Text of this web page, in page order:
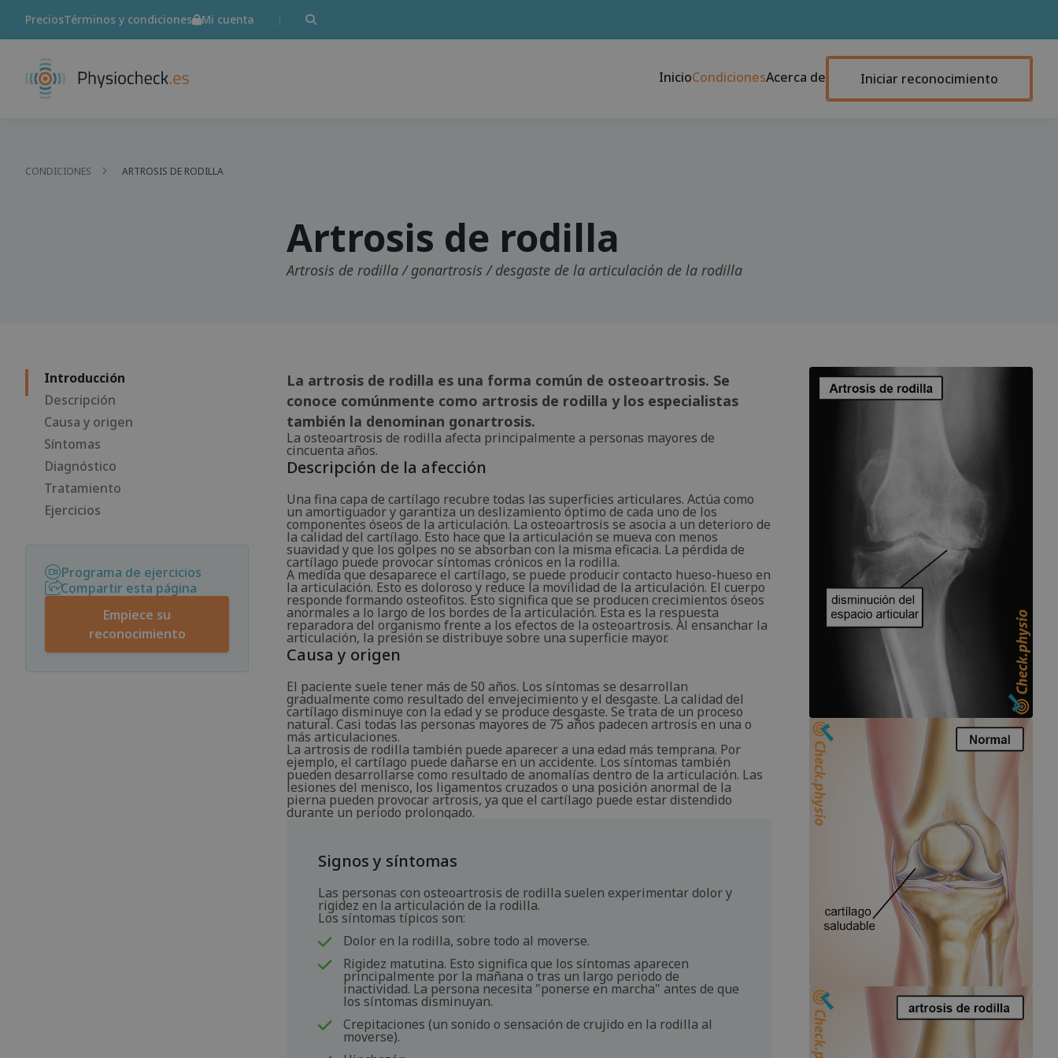
PreciosTérminos y condiciones Mi cuenta
InicioCondicionesAcerca de Iniciar reconocimiento
CONDICIONES ARTROSIS DE RODILLA
Artrosis de rodilla
Artrosis de rodilla / gonartrosis / desgaste de la articulación de la rodilla
Introducción
Descripción
Causa y origen
Síntomas
Diagnóstico
Tratamiento
Ejercicios
Programa de ejercicios
Compartir esta página
Empiece su
reconocimiento
La artrosis de rodilla es una forma común de osteoartrosis. Se
conoce comúnmente como artrosis de rodilla y los especialistas
también la denominan gonartrosis.
La osteoartrosis de rodilla afecta principalmente a personas mayores de
cincuenta años.
Descripción de la afección
Una fina capa de cartílago recubre todas las superficies articulares. Actúa como
un amortiguador y garantiza un deslizamiento óptimo de cada uno de los
componentes óseos de la articulación. La osteoartrosis se asocia a un deterioro de
la calidad del cartílago. Esto hace que la articulación se mueva con menos
suavidad y que los golpes no se absorban con la misma eficacia. La pérdida de
cartílago puede provocar síntomas crónicos en la rodilla.
A medida que desaparece el cartílago, se puede producir contacto hueso-hueso en
la articulación. Esto es doloroso y reduce la movilidad de la articulación. El cuerpo
responde formando osteofitos. Esto significa que se producen crecimientos óseos
anormales a lo largo de los bordes de la articulación. Esta es la respuesta
reparadora del organismo frente a los efectos de la osteoartrosis. Al ensanchar la
articulación, la presión se distribuye sobre una superficie mayor.
Causa y origen
El paciente suele tener más de 50 años. Los síntomas se desarrollan
gradualmente como resultado del envejecimiento y el desgaste. La calidad del
cartílago disminuye con la edad y se produce desgaste. Se trata de un proceso
natural. Casi todas las personas mayores de 75 años padecen artrosis en una o
más articulaciones.
La artrosis de rodilla también puede aparecer a una edad más temprana. Por
ejemplo, el cartílago puede dañarse en un accidente. Los síntomas también
pueden desarrollarse como resultado de anomalías dentro de la articulación. Las
lesiones del menisco, los ligamentos cruzados o una posición anormal de la
pierna pueden provocar artrosis, ya que el cartílago puede estar distendido
durante un periodo prolongado.
Signos y síntomas
Las personas con osteoartrosis de rodilla suelen experimentar dolor y
rigidez en la articulación de la rodilla.
Los síntomas típicos son:
Dolor en la rodilla, sobre todo al moverse.
Rigidez matutina. Esto significa que los síntomas aparecen
principalmente por la mañana o tras un largo periodo de
inactividad. La persona necesita "ponerse en marcha" antes de que
los síntomas disminuyan.
Crepitaciones (un sonido o sensación de crujido en la rodilla al
moverse).